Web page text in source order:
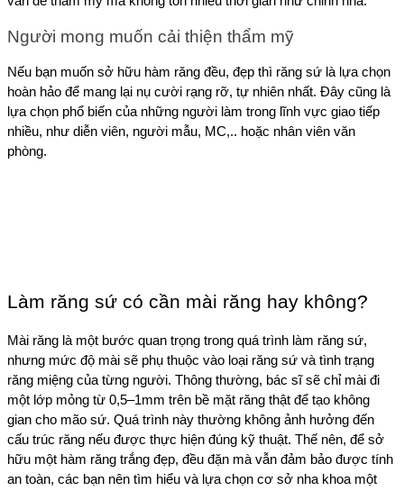
Người mong muốn cải thiện thẩm mỹ
Nếu bạn muốn sở hữu hàm răng đều, đẹp thì răng sứ là lựa chọn
hoàn hảo để mang lại nụ cười rạng rỡ, tự nhiên nhất. Đây cũng là
lựa chọn phổ biến của những người làm trong lĩnh vực giao tiếp
nhiều, như diễn viên, người mẫu, MC,.. hoặc nhân viên văn
phòng.
Làm răng sứ có cần mài răng hay không?
Mài răng là một bước quan trọng trong quá trình làm răng sứ,
nhưng mức độ mài sẽ phụ thuộc vào loại răng sứ và tình trạng
răng miệng của từng người. Thông thường, bác sĩ sẽ chỉ mài đi
một lớp mỏng từ 0,5–1mm trên bề mặt răng thật để tạo không
gian cho mão sứ. Quá trình này thường không ảnh hưởng đến
cấu trúc răng nếu được thực hiện đúng kỹ thuật. Thế nên, để sở
hữu một hàm răng trắng đẹp, đều đặn mà vẫn đảm bảo được tính
an toàn, các bạn nên tìm hiểu và lựa chọn cơ sở nha khoa một